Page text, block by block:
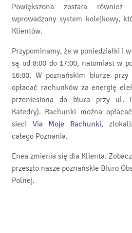
Powiększona została
wprowadzony system kolejkowy,
Klientów.
Przypominamy, że w poniedziałki i
są od 8:00 do 17:00, natomiast w
16:00. W poznańskim biurze
opłacać rachunków za energię
przeniesiona do biura przy ul.
Katedry). Rachunki można
sieci Via Moje Rachunki,
całego Poznania.
Enea zmienia się dla Klienta.
przeszło nasze poznańskie Biuro
Polnej.